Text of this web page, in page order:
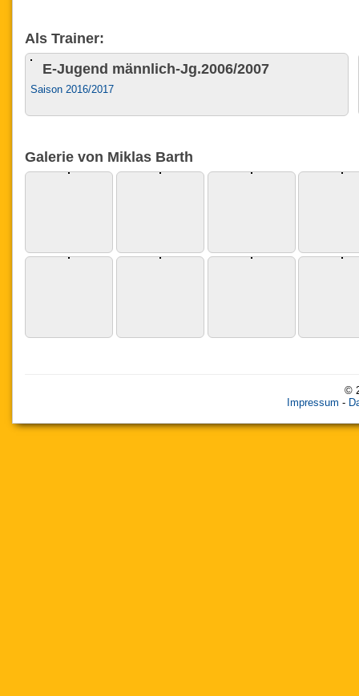
Als Trainer:
E-Jugend männlich-Jg.2006/2007
Saison 2016/2017
Galerie von Miklas Barth
©
Impressum -